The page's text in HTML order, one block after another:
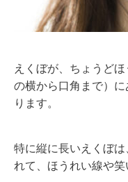
えくぼが、ちょうど
の横から口角まで）
ります。
特に縦に長いえくぼ
れて、ほうれい線や笑